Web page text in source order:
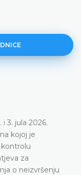
3. jula 2026.
kojoj je
za
o neizvršenju